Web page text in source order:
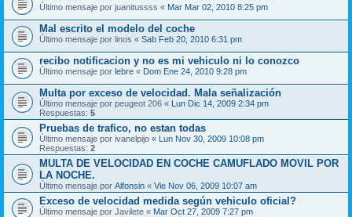
Último mensaje por juanitussss « Mar Mar 02, 2010 8:25 pm
Mal escrito el modelo del coche
Último mensaje por linos « Sab Feb 20, 2010 6:31 pm
recibo notificacion y no es mi vehiculo ni lo conozco
Último mensaje por lebre « Dom Ene 24, 2010 9:28 pm
Multa por exceso de velocidad. Mala señalización
Último mensaje por peugeot 206 « Lun Dic 14, 2009 2:34 pm
Respuestas: 5
Pruebas de trafico, no estan todas
Último mensaje por ivanelpijo « Lun Nov 30, 2009 10:08 pm
Respuestas: 2
MULTA DE VELOCIDAD EN COCHE CAMUFLADO MOVIL POR
LA NOCHE.
Último mensaje por Alfonsin « Vie Nov 06, 2009 10:07 am
Exceso de velocidad medida según vehiculo oficial?
Último mensaje por Javilete « Mar Oct 27, 2009 7:27 pm